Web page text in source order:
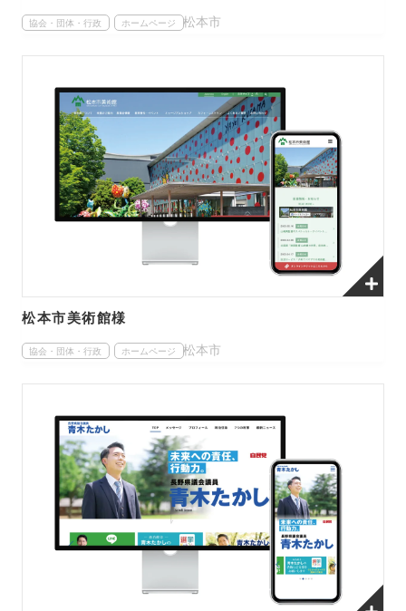
協会・団体・行政 ホームページ 松本市
松本市美術館様
協会・団体・行政 ホームページ 松本市